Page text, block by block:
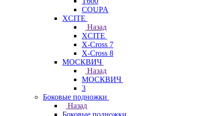
COUPA
XCITE
Назад
XCITE
X-Cross 7
X-Cross 8
МОСКВИЧ
Назад
МОСКВИЧ
3
Боковые подножки
Назад
Боковые подножки